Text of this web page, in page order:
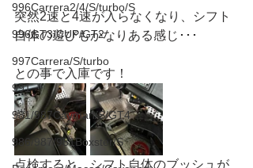
996Carrera2/4/S/turbo/S
996GT3/CUP/GT2
997Carrera/S/turbo
991
981/987Cayman/S/GT4
986/987/981Boxster/S
突然2速と4速が入らなくなり、シフト
自体の遊びもかなりある感じ･･･
との事で入庫です！
点検すると、シフト自体のブッシュが